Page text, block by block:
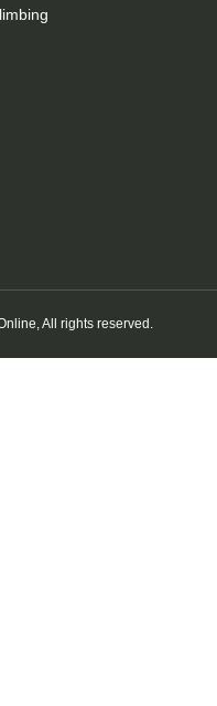
All rights reserved.